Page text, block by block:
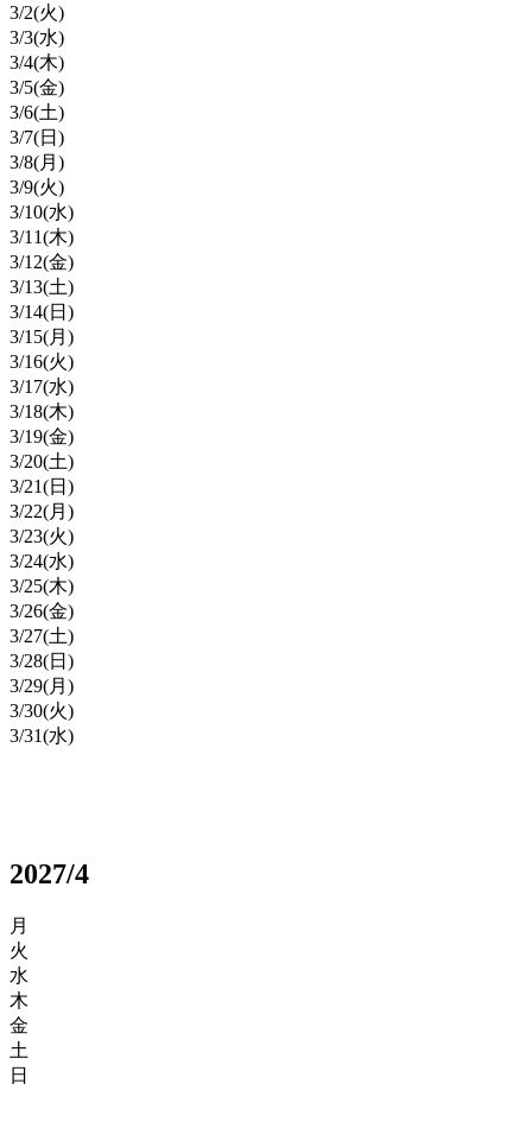
3/2(火)
3/3(水)
3/4(木)
3/5(金)
3/6(土)
3/7(日)
3/8(月)
3/9(火)
3/10(水)
3/11(木)
3/12(金)
3/13(土)
3/14(日)
3/15(月)
3/16(火)
3/17(水)
3/18(木)
3/19(金)
3/20(土)
3/21(日)
3/22(月)
3/23(火)
3/24(水)
3/25(木)
3/26(金)
3/27(土)
3/28(日)
3/29(月)
3/30(火)
3/31(水)
2027/4
月
火
水
木
金
土
日